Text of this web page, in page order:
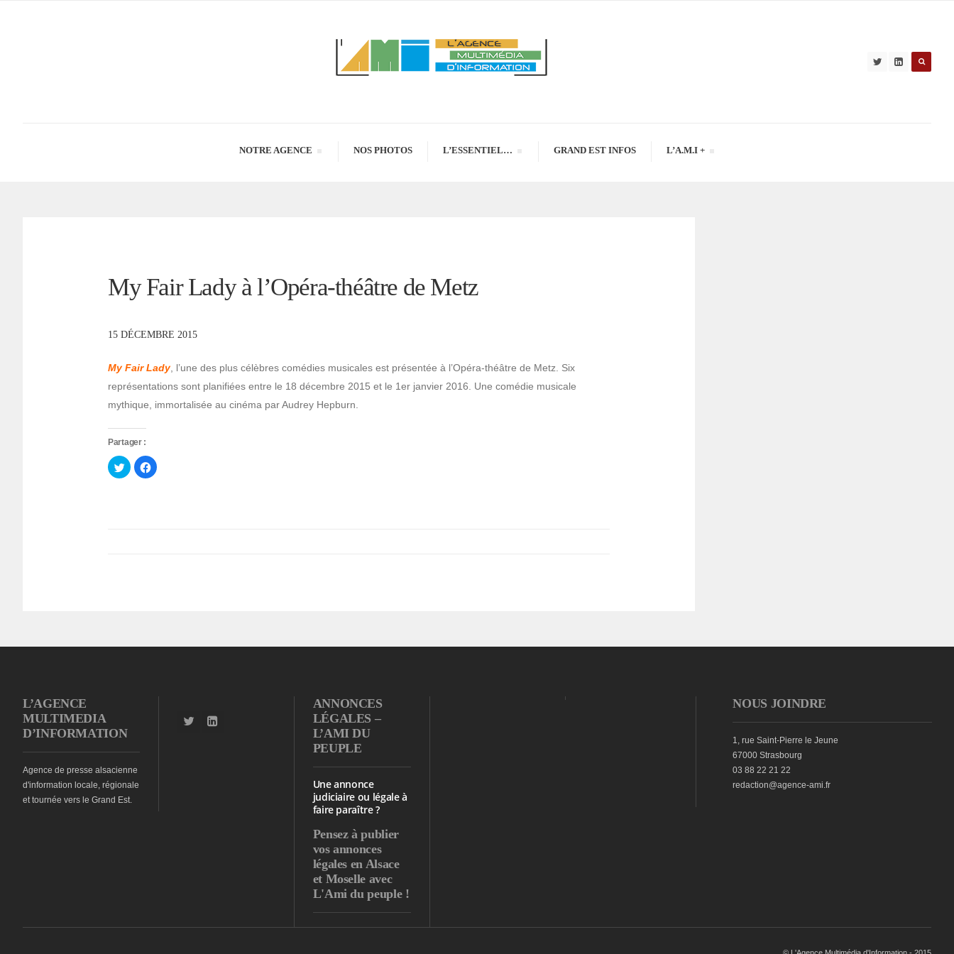
NOTRE AGENCE NOS PHOTOS L’ESSENTIEL… GRAND EST INFOS L’A.M.I +
My Fair Lady à l’Opéra-théâtre de Metz
15 DÉCEMBRE 2015
My Fair Lady, l’une des plus célèbres comédies musicales est présentée à l’Opéra-théâtre de Metz. Six
représentations sont planifiées entre le 18 décembre 2015 et le 1er janvier 2016. Une comédie musicale
mythique, immortalisée au cinéma par Audrey Hepburn.
Partager :
Cliquez
pour
partager
Cliquez
pour
L’AGENCE
MULTIMEDIA
D’INFORMATION
Agence de presse alsacienne
d'information locale, régionale
et tournée vers le Grand Est.
ANNONCES
LÉGALES –
L’AMI DU
PEUPLE
Une annonce
judiciaire ou légale à
faire paraître ?
Pensez à publier
vos annonces
légales en Alsace
et Moselle avec
L'Ami du peuple !
NOUS JOINDRE
1, rue Saint-Pierre le Jeune
67000 Strasbourg
03 88 22 21 22
redaction@agence-ami.fr